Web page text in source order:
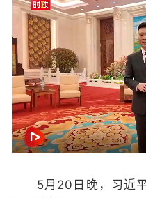
5月20日晚，习近平